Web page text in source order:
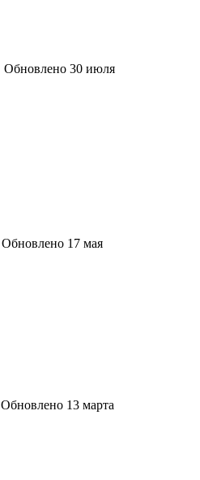
Обновлено 30 июля
Обновлено 17 мая
Обновлено 13 марта